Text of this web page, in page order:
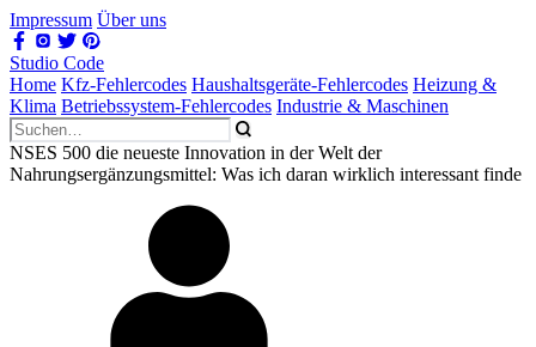
Impressum Über uns
Studio Code
Home Kfz-Fehlercodes Haushaltsgeräte-Fehlercodes Heizung &
Klima Betriebssystem-Fehlercodes Industrie & Maschinen
NSES 500 die neueste Innovation in der Welt der
Nahrungsergänzungsmittel: Was ich daran wirklich interessant finde